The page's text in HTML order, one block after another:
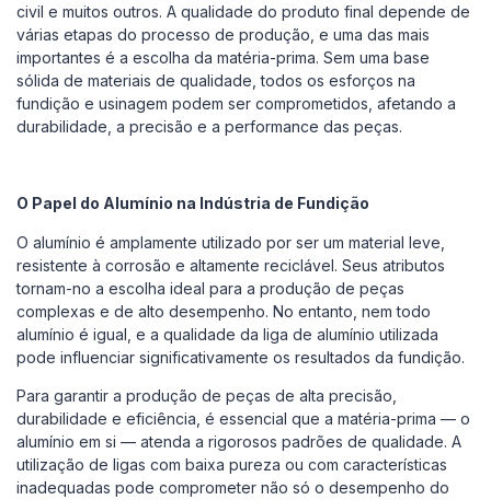
civil e muitos outros. A qualidade do produto final depende de
várias etapas do processo de produção, e uma das mais
importantes é a escolha da matéria-prima. Sem uma base
sólida de materiais de qualidade, todos os esforços na
fundição e usinagem podem ser comprometidos, afetando a
durabilidade, a precisão e a performance das peças.
O Papel do Alumínio na Indústria de Fundição
O alumínio é amplamente utilizado por ser um material leve,
resistente à corrosão e altamente reciclável. Seus atributos
tornam-no a escolha ideal para a produção de peças
complexas e de alto desempenho. No entanto, nem todo
alumínio é igual, e a qualidade da liga de alumínio utilizada
pode influenciar significativamente os resultados da fundição.‌
Para garantir a produção de peças de alta precisão,
durabilidade e eficiência, é essencial que a matéria-prima — o
alumínio em si — atenda a rigorosos padrões de qualidade. A
utilização de ligas com baixa pureza ou com características
inadequadas pode comprometer não só o desempenho do